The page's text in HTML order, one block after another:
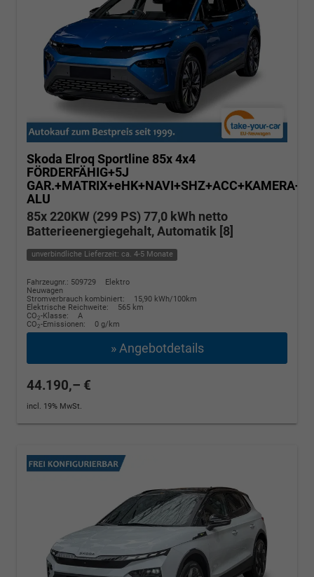
Skoda Elroq Sportline 85x 4x4
FÖRDERFÄHIG+5J
ALU
85x 220KW (299 PS) 77,0 kWh netto
Batterieenergiegehalt, Automatik [8]
unverbindliche Lieferzeit: ca. 4-5 Monate
Fahrzeugnr.: 509729
Elektro
Neuwagen
Stromverbrauch kombiniert:
15,90 kWh/100km
Elektrische Reichweite:
565 km
CO2-Klasse:
A
CO2-Emissionen: 0 g/km
» Angebotdetails
44.190,– €
incl. 19% MwSt.